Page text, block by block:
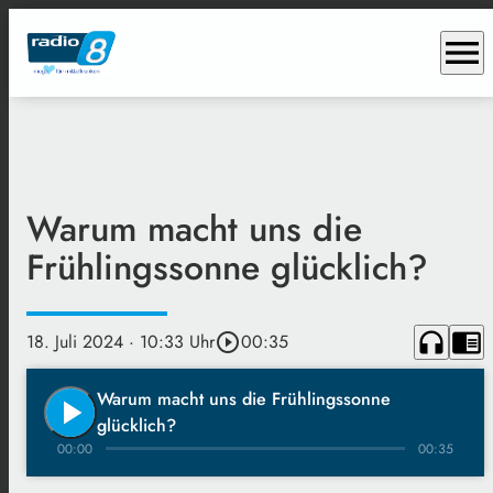
menu
Warum macht uns die
Frühlingssonne glücklich?
18. Juli 2024 · 10:33 Uhrplay_circle_outline00:35 headphones chrome_reader_mode
play_arrow
Warum macht uns die Frühlingssonne
glücklich?
00:00 00:35